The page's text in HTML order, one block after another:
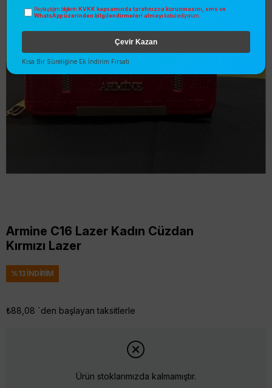
Armine C16 Lazer Kadın Cüzdan
Kırmızı Lazer
%13İNDIRIM
₺88,08 `den başlayan taksitlerle
Ürün stoklarımızda kalmamıştır.
Paylaştığım bilgilerin KVKK kapsamında tarafınızca korunmasını, sms ve
WhatsApp üzerinden bilgilendirmeleri almayı kabul ediyorum.
Çevir Kazan
Kısa Bir Süreliğine Ek İndirim Fırsatı